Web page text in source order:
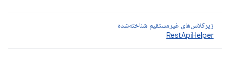
زیرکلاس‌های غیرمستقیم شناخته‌شده
RestApiHelper